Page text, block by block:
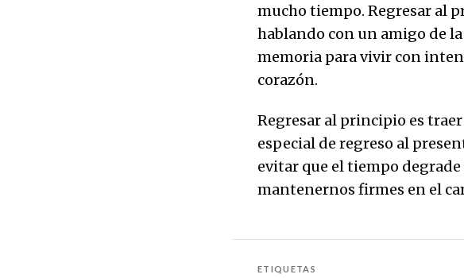
mucho tiempo. Regresar al
hablando con un amigo de
memoria para vivir con
corazón.
Regresar al principio es
especial de regreso al
evitar que el tiempo
mantenernos firmes en el
ETIQUETAS